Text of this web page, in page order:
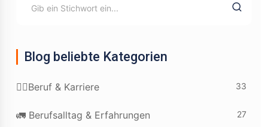
Blog beliebte Kategorien
👷‍♂️Beruf & Karriere 33
🚛 Berufsalltag & Erfahrungen 27